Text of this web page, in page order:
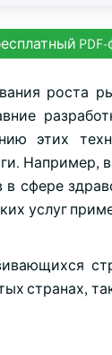
роста
этих
Например, в
сфере
услуг
странах,